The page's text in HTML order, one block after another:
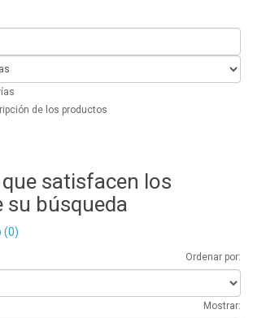
de los productos
satisfacen los
su búsqueda
(0)
Ordenar por:
Mostrar: